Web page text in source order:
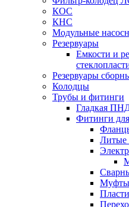
КОС
КНС
Модульные
Резервуары
Емкости и
Резервуары
Колодцы
Трубы и фитинги
Гладкая
Фитинги
Литые
Муфты